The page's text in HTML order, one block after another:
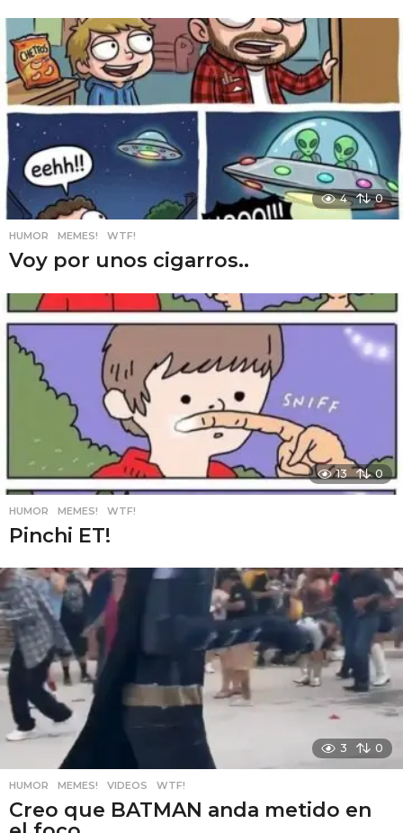
4 0
HUMOR ,MEMES! ,WTF!
Voy por unos cigarros..
13 0
HUMOR ,MEMES! ,WTF!
Pinchi ET!
3 0
HUMOR ,MEMES! ,VIDEOS ,WTF!
Creo que BATMAN anda metido en